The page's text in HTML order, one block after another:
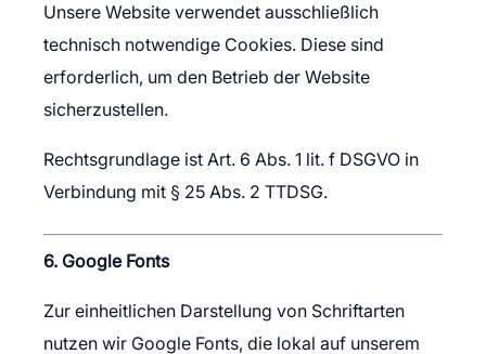
Unsere Website verwendet ausschließlich
technisch notwendige Cookies. Diese sind
erforderlich, um den Betrieb der Website
sicherzustellen.
Rechtsgrundlage ist Art. 6 Abs. 1 lit. f DSGVO in
Verbindung mit § 25 Abs. 2 TTDSG.
6. Google Fonts
Zur einheitlichen Darstellung von Schriftarten
nutzen wir Google Fonts, die lokal auf unserem